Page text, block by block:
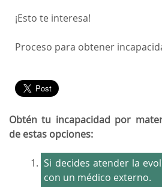
¡Esto te interesa!
Proceso para obtener
Obtén tu incapacidad por
de estas opciones:
Si decides atender la
con un médico externo.